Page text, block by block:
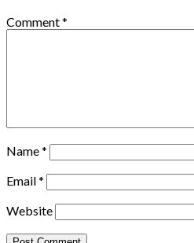
Comment*
Name*
Email*
Website